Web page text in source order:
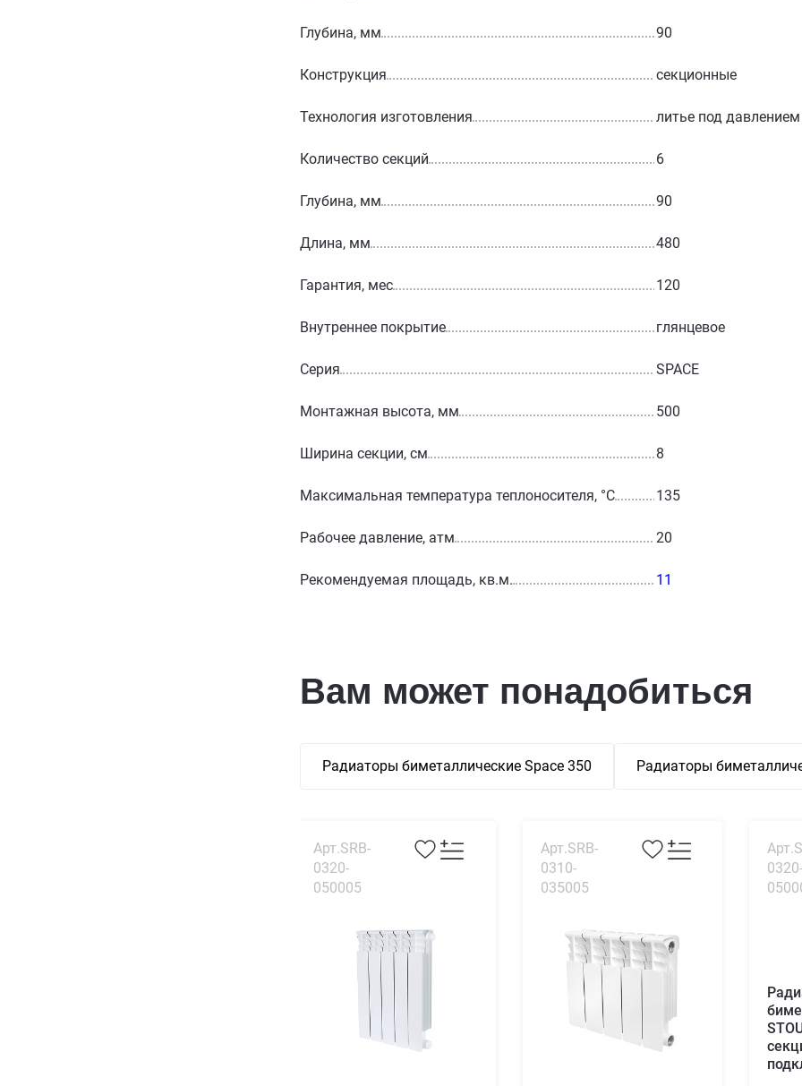
Глубина, мм 90
Конструкция секционные
Технология изготовления литье под давлением
Количество секций 6
Глубина, мм 90
Длина, мм 480
Гарантия, мес 120
Внутреннее покрытие глянцевое
Серия SPACE
Монтажная высота, мм 500
Ширина секции, см 8
Максимальная температура теплоносителя, °С 135
Рабочее давление, атм 20
Рекомендуемая площадь, кв.м. 11
Вам может понадобиться
Радиаторы биметаллические Space 350 Радиаторы
Арт.SRB-
0320-
050005
Арт.SRB-
0310-
035005
0320-